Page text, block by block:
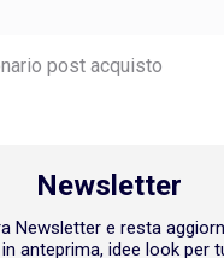
post acquisto
Newsletter
Newsletter e resta
anteprima, idee look per